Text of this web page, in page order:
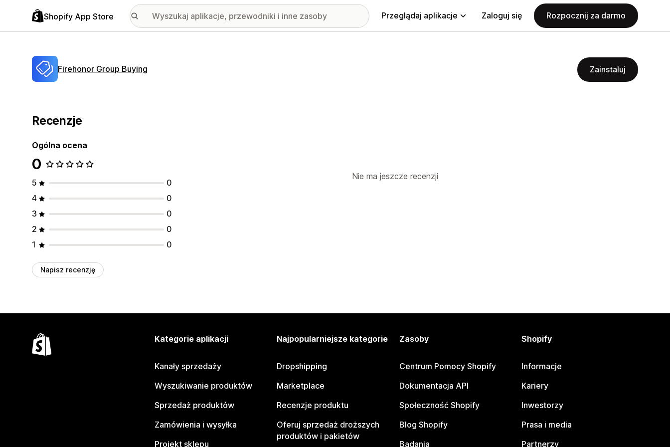
Shopify App Store Przeglądaj aplikacje Zaloguj się Rozpocznij za darmo
Firehonor Group Buying Zainstaluj
Recenzje
Ogólna ocena
0
5
0
4
0
3
0
2
0
1
0
Napisz recenzję
Nie ma jeszcze recenzji
Kategorie aplikacji
Kanały sprzedaży
Wyszukiwanie produktów
Sprzedaż produktów
Zamówienia i wysyłka
Projekt sklepu
Najpopularniejsze kategorie
Dropshipping
Marketplace
Recenzje produktu
Oferuj sprzedaż droższych
produktów i pakietów
Zasoby
Centrum Pomocy Shopify
Dokumentacja API
Społeczność Shopify
Blog Shopify
Badania
Shopify
Informacje
Kariery
Inwestorzy
Prasa i media
Partnerzy